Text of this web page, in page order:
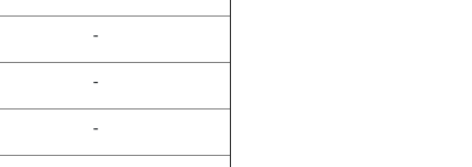
-
-
-